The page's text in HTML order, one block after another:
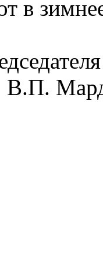
в
В.П.